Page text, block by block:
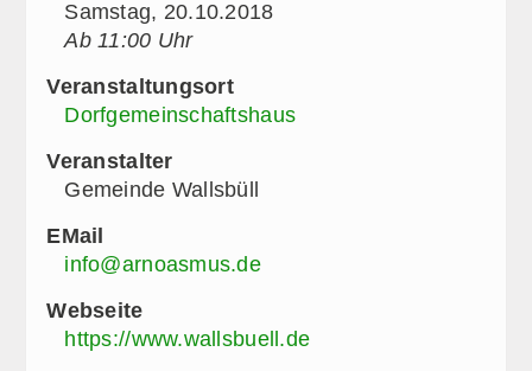
Samstag, 20.10.2018
Ab 11:00 Uhr
Veranstaltungsort
Dorfgemeinschaftshaus
Veranstalter
Gemeinde Wallsbüll
EMail
info@arnoasmus.de
Webseite
https://www.wallsbuell.de